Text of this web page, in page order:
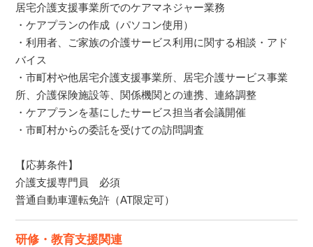
居宅介護支援事業所でのケアマネジャー業務
・ケアプランの作成（パソコン使用）
・利用者、ご家族の介護サービス利用に関する相談・アド
バイス
・市町村や他居宅介護支援事業所、居宅介護サービス事業
所、介護保険施設等、関係機関との連携、連絡調整
・ケアプランを基にしたサービス担当者会議開催
・市町村からの委託を受けての訪問調査
【応募条件】
介護支援専門員 必須
普通自動車運転免許（AT限定可）
研修・教育支援関連